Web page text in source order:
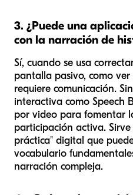
3. ¿Puede una
con la narración de
Sí, cuando se usa
pantalla pasivo, como
requiere comunicación.
interactiva como Speech
por video para fomentar
participación activa.
práctica" digital que
vocabulario
narración compleja.